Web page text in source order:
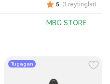
5 (1 reytinglar)
MBG STORE
Tugagan